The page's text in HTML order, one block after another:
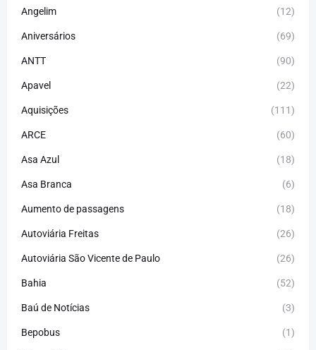
Angelim (12)
Aniversários (69)
ANTT (90)
Apavel (22)
Aquisições (111)
ARCE (60)
Asa Azul (18)
Asa Branca (6)
Aumento de passagens (18)
Autoviária Freitas (26)
Autoviária São Vicente de Paulo (26)
Bahia (52)
Baú de Notícias (3)
Bepobus (1)